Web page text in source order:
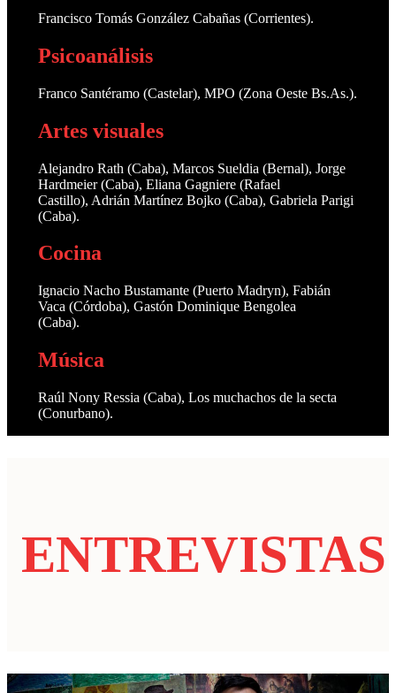
Francisco Tomás González Cabañas (Corrientes).
Psicoanálisis
Franco Santéramo (Castelar), MPO (Zona Oeste Bs.As.).
Artes visuales
Alejandro Rath (Caba), Marcos Sueldia (Bernal), Jorge
Hardmeier (Caba), Eliana Gagniere (Rafael
Castillo), Adrián Martínez Bojko (Caba), Gabriela Parigi
(Caba).
Cocina
Ignacio Nacho Bustamante (Puerto Madryn), Fabián
Vaca (Córdoba), Gastón Dominique Bengolea
(Caba).
Música
Raúl Nony Ressia (Caba), Los muchachos de la secta
(Conurbano).
ENTREVISTAS